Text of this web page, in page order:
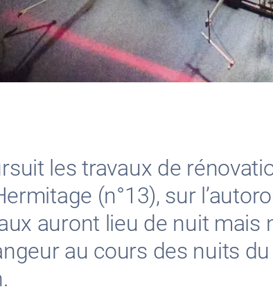
les travaux de
(n°13), sur
auront lieu de nuit
au cours des nuits